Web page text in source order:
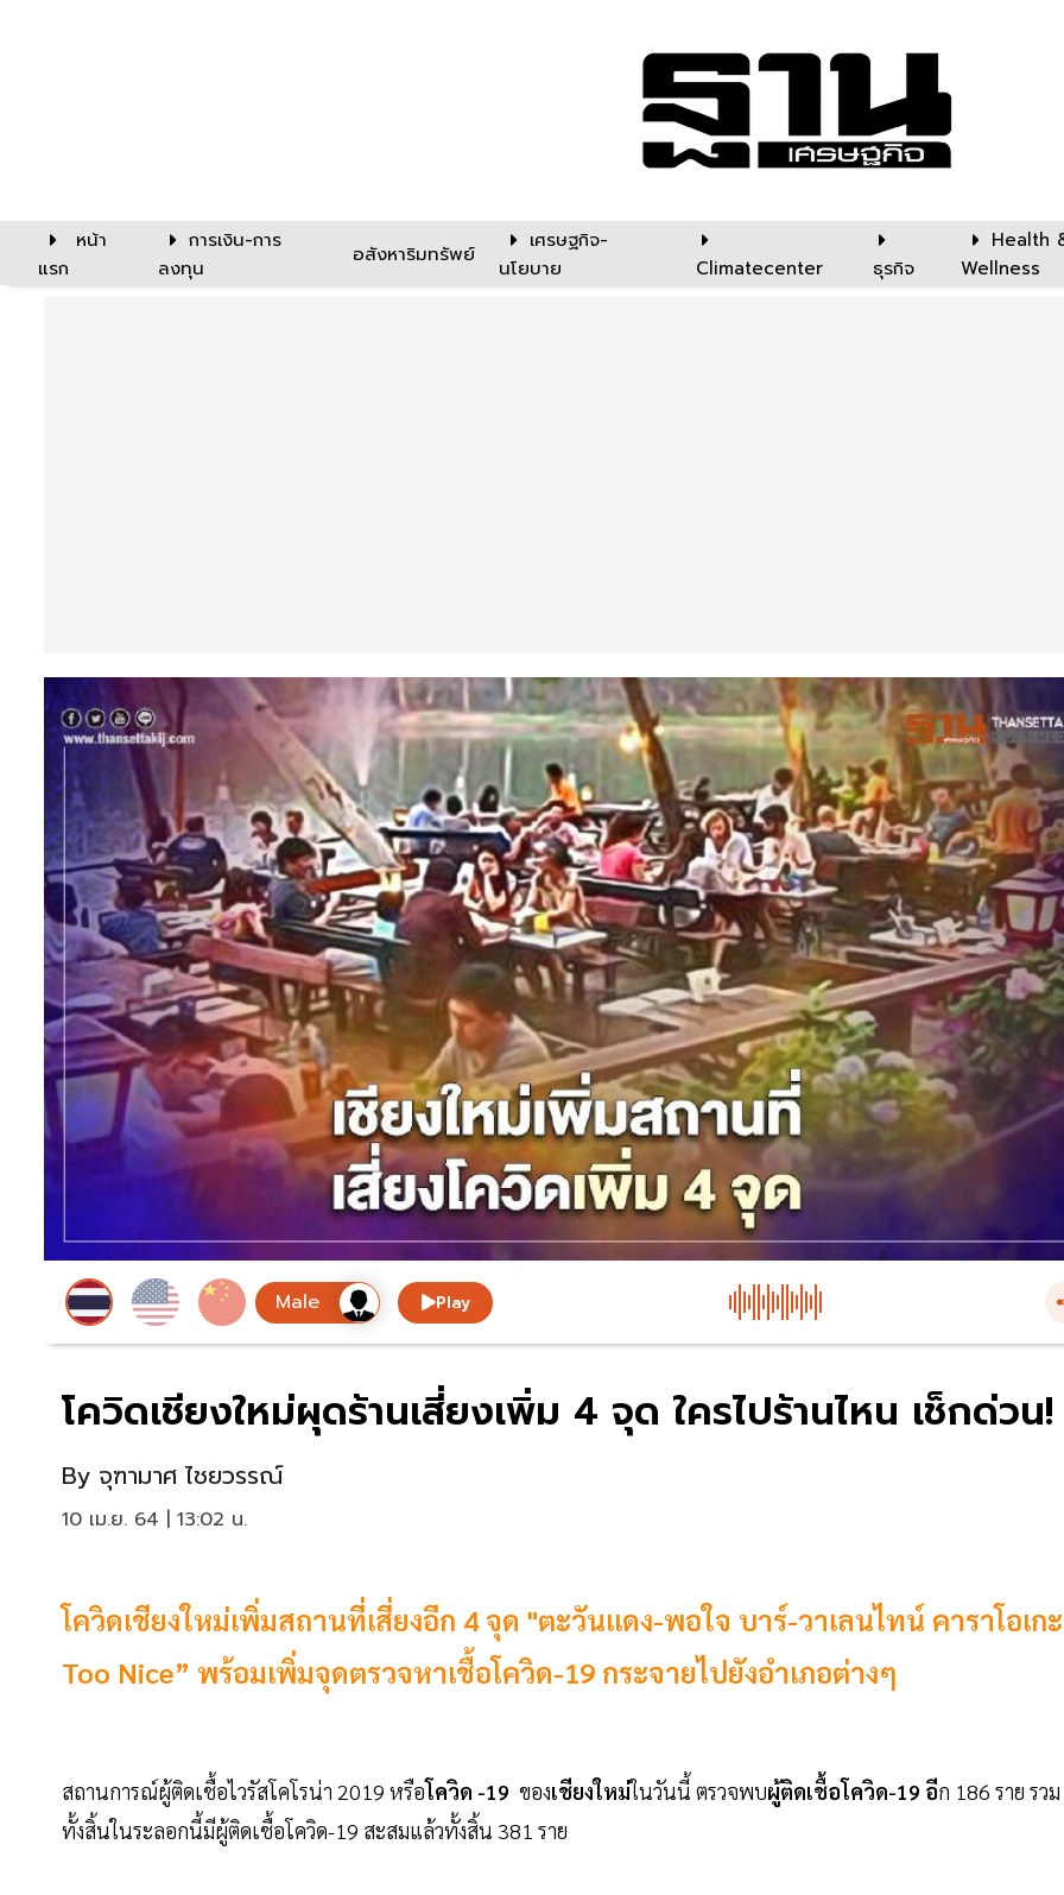
หน้า
แรก
การเงิน-การ
ลงทุน
อสังหาริมทรัพย์
เศรษฐกิจ-
นโยบาย
Climatecenter ธุรกิจ
Health
Wellness
Play
โควิดเชียงใหม่ผุดร้านเสี่ยงเพิ่ม 4 จุด ใครไปร้านไหน เช็กด่วน!
By จุฑามาศ ไชยวรรณ์
10 เม.ย. 64 | 13:02 น.
โควิดเชียงใหม่เพิ่มสถานที่เสี่ยงอีก 4 จุด "ตะวันแดง-พอใจ บาร์-วาเลนไทน์ คาราโอเก
Too Nice” พร้อมเพิ่มจุดตรวจหาเชื้อโควิด-19 กระจายไปยังอำเภอต่างๆ
สถานการณ์ผู้ติดเชื้อไวรัสโคโรน่า 2019 หรือโควิด -19 ของเชียงใหม่ในวันนี้ ตรวจพบผู้ติดเชื้อโควิด-19 อีก 186 ราย รวม
ทั้งสิ้นในระลอกนี้มีผู้ติดเชื้อโควิด-19 สะสมแล้วทั้งสิ้น 381 ราย